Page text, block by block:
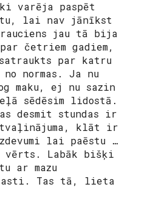
varēja paspēt
lai nav jānīkst
jau tā bija
četriem gadiem,
par katru
normas. Ja nu
maku, ej nu sazin
sēdēsim lidostā.
desmit stundas ir
klāt ir
lai paēstu …
vērts. Labāk bišķi
ar mazu
Tas tā, lieta